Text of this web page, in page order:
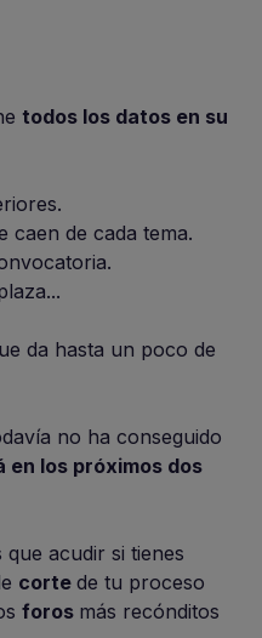
todos los datos en su
caen de cada tema.
da hasta un poco de
no ha conseguido
en los próximos dos
acudir si tienes
corte de tu proceso
foros más recónditos